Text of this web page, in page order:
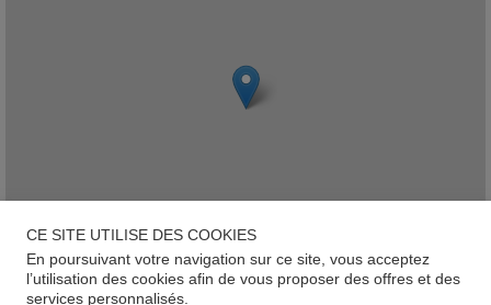
CE SITE UTILISE DES COOKIES
En poursuivant votre navigation sur ce site, vous acceptez
l’utilisation des cookies afin de vous proposer des offres et des
services personnalisés.